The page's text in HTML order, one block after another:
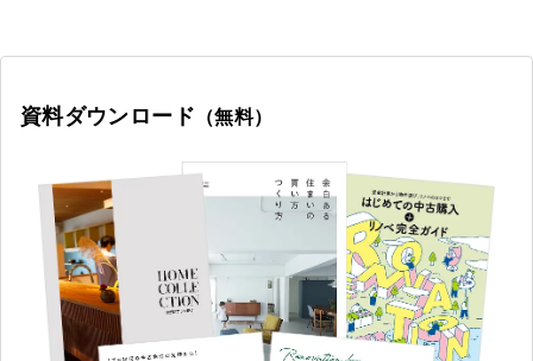
資料ダウンロード （無料）